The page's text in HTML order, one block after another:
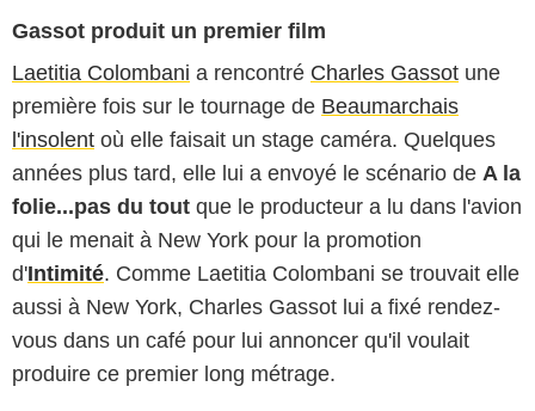
Gassot produit un premier film
Laetitia Colombani a rencontré Charles Gassot une
première fois sur le tournage de Beaumarchais
l'insolent où elle faisait un stage caméra. Quelques
années plus tard, elle lui a envoyé le scénario de A la
folie...pas du tout que le producteur a lu dans l'avion
qui le menait à New York pour la promotion
d'Intimité. Comme Laetitia Colombani se trouvait elle
aussi à New York, Charles Gassot lui a fixé rendez-
vous dans un café pour lui annoncer qu'il voulait
produire ce premier long métrage.